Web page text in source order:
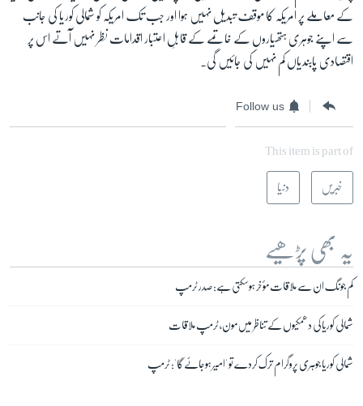
کے معاملے پر امریکہ کا موقف تبدیل نہیں ہوا اور جب تک امریکہ کو شمالی کوریا کی جانب
سے اپنے جوہری ہتھیاروں کے خاتمے کے قابلِ اعتبار اقدامات نظر نہیں آتے اس پر
اقتصادی پابندیاں کم نہیں کی جائیں گی۔
Follow us
This item is part of
خبریں دنیا
یہ بھی پڑھیے
کم جونگ ان سے ملاقات مؤخر ہوسکتی ہے: صدر ٹرمپ
شمالی کوریا کی دھمکیوں کے تناظر میں مون، ٹرمپ ملاقات
شمالی کوریا جوہری پروگرام ترک کردے تو 'امیر ہوجائے گا': ٹرمپ